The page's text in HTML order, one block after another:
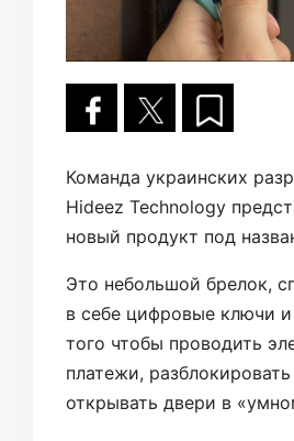
Команда украинских
Hideez Technology
новый продукт под
Это небольшой брелок,
в себе цифровые ключи
того чтобы проводить
платежи,
открывать двери в